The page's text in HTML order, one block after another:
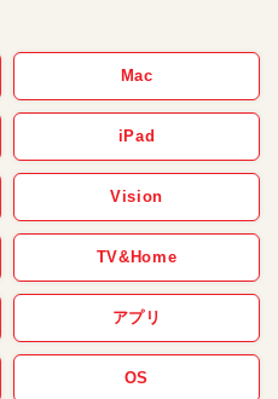
Mac
iPad
Vision
TV&Home
アプリ
OS